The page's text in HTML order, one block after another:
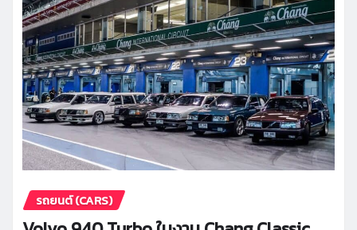
รถยนต์ (CARS)